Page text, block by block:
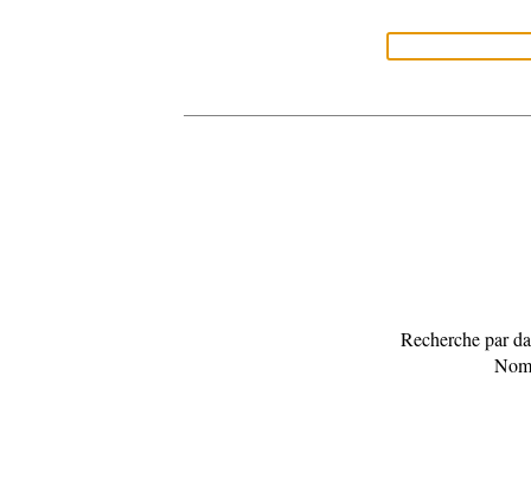
Recherche par